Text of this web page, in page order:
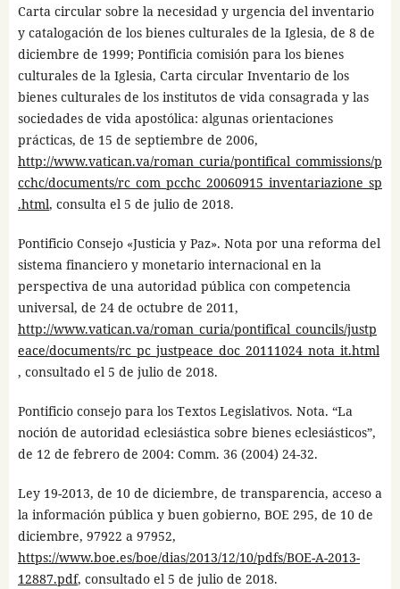
Carta circular sobre la necesidad y urgencia del inventario
y catalogación de los bienes culturales de la Iglesia, de 8 de
diciembre de 1999; Pontificia comisión para los bienes
culturales de la Iglesia, Carta circular Inventario de los
bienes culturales de los institutos de vida consagrada y las
sociedades de vida apostólica: algunas orientaciones
prácticas, de 15 de septiembre de 2006,
http://www.vatican.va/roman_curia/pontifical_commissions/p
cchc/documents/rc_com_pcchc_20060915_inventariazione_sp
.html, consulta el 5 de julio de 2018.
Pontificio Consejo «Justicia y Paz». Nota por una reforma del
sistema financiero y monetario internacional en la
perspectiva de una autoridad pública con competencia
universal, de 24 de octubre de 2011,
http://www.vatican.va/roman_curia/pontifical_councils/justp
eace/documents/rc_pc_justpeace_doc_20111024_nota_it.html
, consultado el 5 de julio de 2018.
Pontificio consejo para los Textos Legislativos. Nota. “La
noción de autoridad eclesiástica sobre bienes eclesiásticos”,
de 12 de febrero de 2004: Comm. 36 (2004) 24-32.
Ley 19-2013, de 10 de diciembre, de transparencia, acceso a
la información pública y buen gobierno, BOE 295, de 10 de
diciembre, 97922 a 97952,
https://www.boe.es/boe/dias/2013/12/10/pdfs/BOE-A-2013-
12887.pdf, consultado el 5 de julio de 2018.